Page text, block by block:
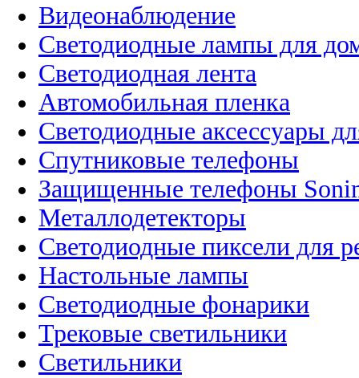
Видеонаблюдение
Светодиодные лампы для
Светодиодная лента
Автомобильная пленка
Светодиодные аксессуары
Спутниковые телефоны
Защищенные телефоны
Металлодетекторы
Светодиодные пиксели для
Настольные лампы
Светодиодные фонарики
Трековые светильники
Светильники